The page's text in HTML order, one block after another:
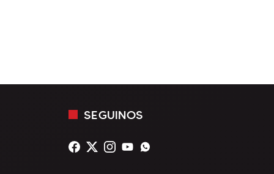
SEGUINOS